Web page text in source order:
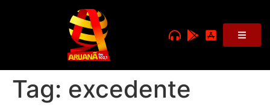
Tag: excedente